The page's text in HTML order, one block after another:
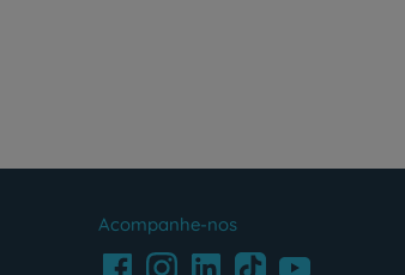
Acompanhe-nos
FacebookInstagramLinkedInTikTokYoutube